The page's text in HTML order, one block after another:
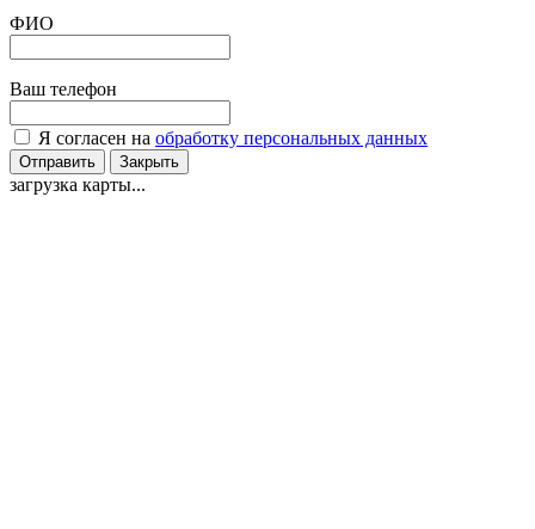
ФИО
Ваш телефон
Я согласен на обработку персональных данных
Отправить Закрыть
загрузка карты...